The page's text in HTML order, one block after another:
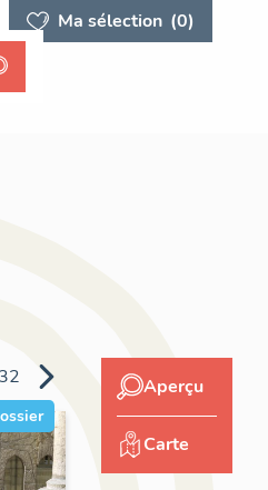
Ma sélection (0)
32 Aperçu
Carte